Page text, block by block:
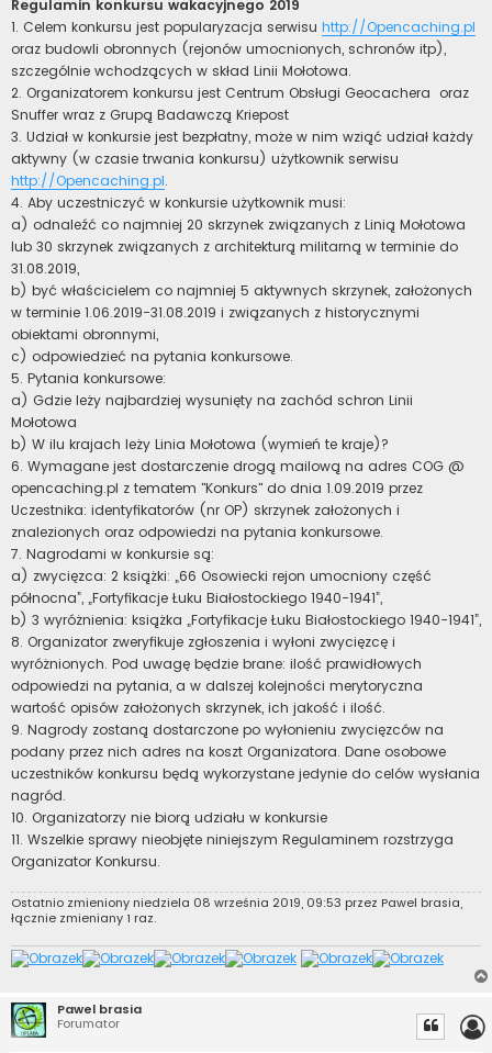
Regulamin konkursu wakacyjnego 2019
1. Celem konkursu jest popularyzacja serwisu http://Opencaching.pl
oraz budowli obronnych (rejonów umocnionych, schronów itp),
szczególnie wchodzących w skład Linii Mołotowa.
2. Organizatorem konkursu jest Centrum Obsługi Geocachera oraz
Snuffer wraz z Grupą Badawczą Kriepost
3. Udział w konkursie jest bezpłatny, może w nim wziąć udział każdy
aktywny (w czasie trwania konkursu) użytkownik serwisu
http://Opencaching.pl.
4. Aby uczestniczyć w konkursie użytkownik musi:
a) odnaleźć co najmniej 20 skrzynek związanych z Linią Mołotowa
lub 30 skrzynek związanych z architekturą militarną w terminie do
31.08.2019,
b) być właścicielem co najmniej 5 aktywnych skrzynek, założonych
w terminie 1.06.2019-31.08.2019 i związanych z historycznymi
obiektami obronnymi,
c) odpowiedzieć na pytania konkursowe.
5. Pytania konkursowe:
a) Gdzie leży najbardziej wysunięty na zachód schron Linii
Mołotowa
b) W ilu krajach leży Linia Mołotowa (wymień te kraje)?
6. Wymagane jest dostarczenie drogą mailową na adres COG @
opencaching.pl z tematem "Konkurs" do dnia 1.09.2019 przez
Uczestnika: identyfikatorów (nr OP) skrzynek założonych i
znalezionych oraz odpowiedzi na pytania konkursowe.
7. Nagrodami w konkursie są:
a) zwycięzca: 2 książki: „66 Osowiecki rejon umocniony część
północna”, „Fortyfikacje Łuku Białostockiego 1940-1941”,
b) 3 wyróżnienia: książka „Fortyfikacje Łuku Białostockiego 1940-1941”,
8. Organizator zweryfikuje zgłoszenia i wyłoni zwycięzcę i
wyróżnionych. Pod uwagę będzie brane: ilość prawidłowych
odpowiedzi na pytania, a w dalszej kolejności merytoryczna
wartość opisów założonych skrzynek, ich jakość i ilość.
9. Nagrody zostaną dostarczone po wyłonieniu zwycięzców na
podany przez nich adres na koszt Organizatora. Dane osobowe
uczestników konkursu będą wykorzystane jedynie do celów wysłania
nagród.
10. Organizatorzy nie biorą udziału w konkursie
11. Wszelkie sprawy nieobjęte niniejszym Regulaminem rozstrzyga
Organizator Konkursu.
Ostatnio zmieniony niedziela 08 września 2019, 09:53 przez Pawel brasia
łącznie zmieniany 1 raz.
Pawel brasia
Forumator